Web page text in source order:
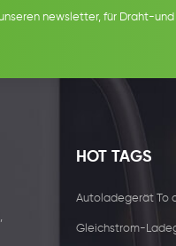
newsletter, für Draht-
HOT TAGS
Autoladegerät To
Gleichstrom-